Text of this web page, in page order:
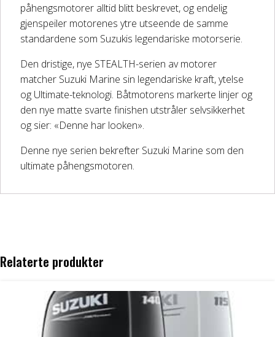
påhengsmotorer alltid blitt beskrevet, og endelig
gjenspeiler motorenes ytre utseende de samme
standardene som Suzukis legendariske motorserie.
Den dristige, nye STEALTH-serien av motorer
matcher Suzuki Marine sin legendariske kraft, ytelse
og Ultimate-teknologi. Båtmotorens markerte linjer og
den nye matte svarte finishen utstråler selvsikkerhet
og sier: «Denne har looken».
Denne nye serien bekrefter Suzuki Marine som den
ultimate påhengsmotoren.
Relaterte produkter